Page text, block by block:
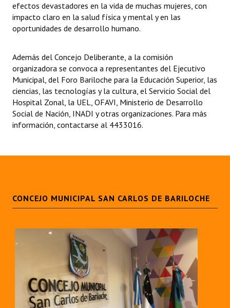
Proyectos Presentados
Dictámenes Asesoría Letrada
Informes de Unidad Coordinadora
Ejecución Presupuestaria
Actas de Audiencias Públicas
Comunicaciones
Resoluciones
INSTITUCIONAL
Antiguos Pobladores
Noticias Destacadas
efectos devastadores en la vida de muchas mujeres, con
impacto claro en la salud física y mental y en las
oportunidades de desarrollo humano.
Además del Concejo Deliberante, a la comisión
organizadora se convoca a representantes del Ejecutivo
Municipal, del Foro Bariloche para la Educación Superior, las
ciencias, las tecnologías y la cultura, el Servicio Social del
Hospital Zonal, la UEL, OFAVI, Ministerio de Desarrollo
Social de Nación, INADI y otras organizaciones. Para más
información, contactarse al 4433016.
CONCEJO MUNICIPAL SAN CARLOS DE BARILOCHE